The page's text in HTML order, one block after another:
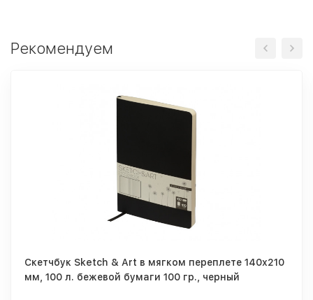
Рекомендуем
Скетчбук Sketch & Art в мягком переплете 140х210
мм, 100 л. бежевой бумаги 100 гр., черный